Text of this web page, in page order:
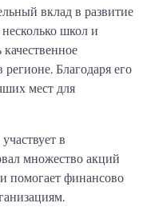
вклад в развитие
школ и
Благодаря его
мест для
в
множество акций
финансово